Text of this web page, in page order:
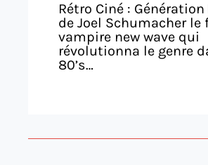
Rétro Ciné : Génération
de Joel Schumacher le
vampire new wave qui
révolutionna le genre
80’s…